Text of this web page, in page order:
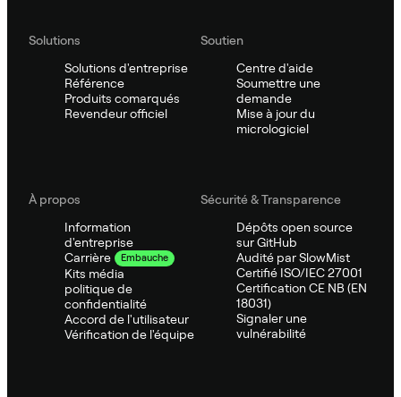
Solutions
Solutions d'entreprise
Référence
Produits comarqués
Revendeur officiel
Soutien
Centre d'aide
Soumettre une
demande
Mise à jour du
micrologiciel
À propos
Information
d'entreprise
Carrière
Embauche
Kits média
politique de
confidentialité
Accord de l'utilisateur
Vérification de l'équipe
Sécurité & Transparence
Dépôts open source
sur GitHub
Audité par SlowMist
Certifié ISO/IEC 27001
Certification CE NB (EN
18031)
Signaler une
vulnérabilité